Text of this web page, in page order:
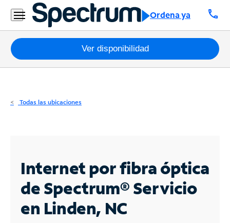
Ordena ya call
Residencial
Business
Paquetes
Internet
Business
Contáctanos
Ver disponibilidad
Todas las ubicaciones
Internet por fibra óptica
de Spectrum®Servicio
en Linden, NC